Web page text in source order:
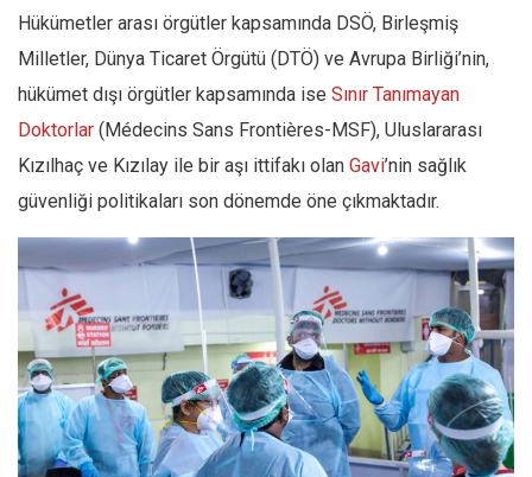
Hükümetler arası örgütler kapsamında DSÖ, Birleşmiş
Milletler, Dünya Ticaret Örgütü (DTÖ) ve Avrupa Birliği’nin,
hükümet dışı örgütler kapsamında ise Sınır Tanımayan
Doktorlar (Médecins Sans Frontières-MSF), Uluslararası
Kızılhaç ve Kızılay ile bir aşı ittifakı olan Gavi’nin sağlık
güvenliği politikaları son dönemde öne çıkmaktadır.